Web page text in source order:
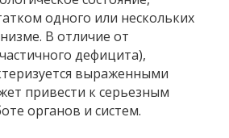
одного или нескольких
В отличие от
дефицита),
выраженными
привести к серьезным
органов и систем.